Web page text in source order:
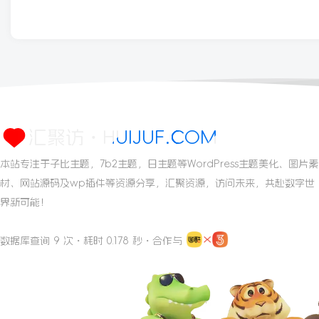
汇聚访・HUIJUF.COM
本站专注于子比主题，7b2主题，日主题等WordPress主题美化、图片素
材、网站源码及wp插件等资源分享，汇聚资源，访问未来，共赴数字世
界新可能！
数据库查询 9 次・耗时 0.178 秒・合作与